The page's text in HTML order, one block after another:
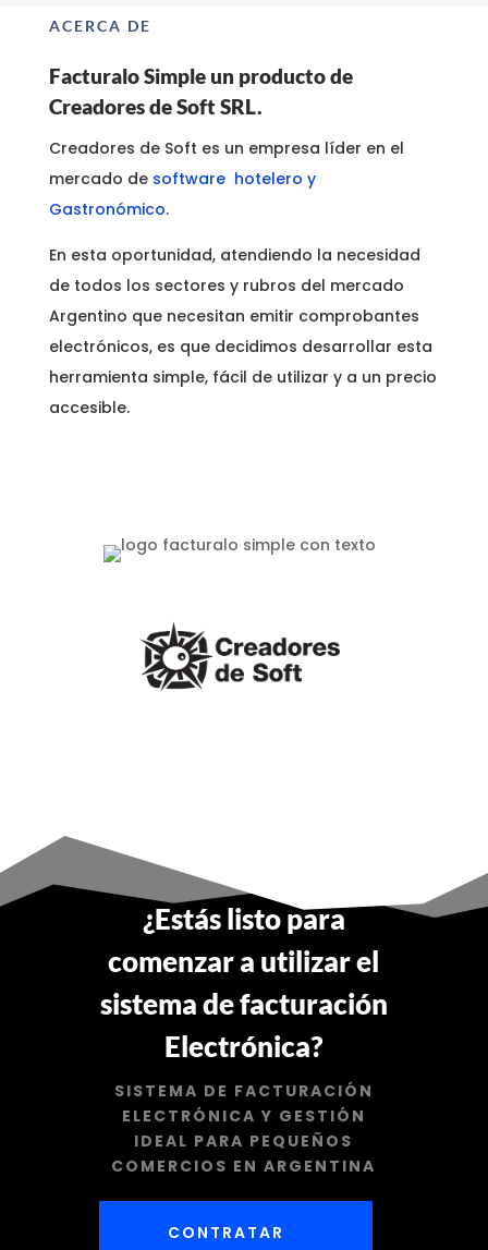
ACERCA DE
Facturalo Simple un producto de
Creadores de Soft SRL.
Creadores de Soft es un empresa líder en el
mercado de software hotelero y
Gastronómico.
En esta oportunidad, atendiendo la necesidad
de todos los sectores y rubros del mercado
Argentino que necesitan emitir comprobantes
electrónicos, es que decidimos desarrollar esta
herramienta simple, fácil de utilizar y a un precio
accesible.
¿Estás listo para
comenzar a utilizar el
sistema de facturación
Electrónica?
SISTEMA DE FACTURACIÓN
ELECTRÓNICA Y GESTIÓN
IDEAL PARA PEQUEÑOS
COMERCIOS EN ARGENTINA
CONTRATAR